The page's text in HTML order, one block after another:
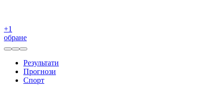
+1
обране
Результати
Прогнози
Спорт